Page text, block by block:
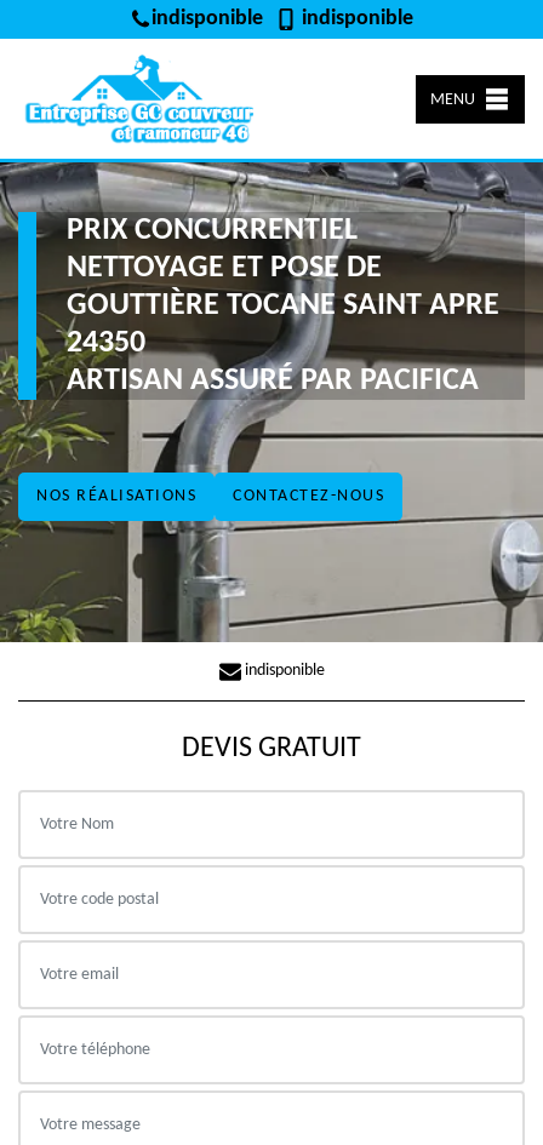
indisponible indisponible
MENU
NOS RÉALISATIONS CONTACTEZ-NOUS
PRIX CONCURRENTIEL
NETTOYAGE ET POSE DE
GOUTTIÈRE TOCANE SAINT APRE
24350
ARTISAN ASSURÉ PAR PACIFICA
indisponible
DEVIS GRATUIT